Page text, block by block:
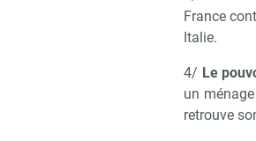
France
Italie.
4/ Le
un
retrouve